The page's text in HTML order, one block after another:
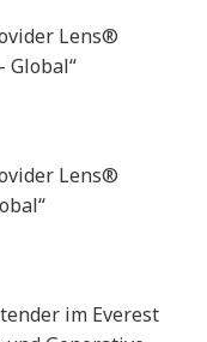
Lens®
Global“
Lens®
im Everest